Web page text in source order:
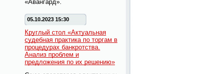
«Авангард».
05.10.2023 15:30
Круглый стол «Актуальная
судебная практика по торгам в
процедурах банкротства.
Анализ проблем и
предложения по их решению»